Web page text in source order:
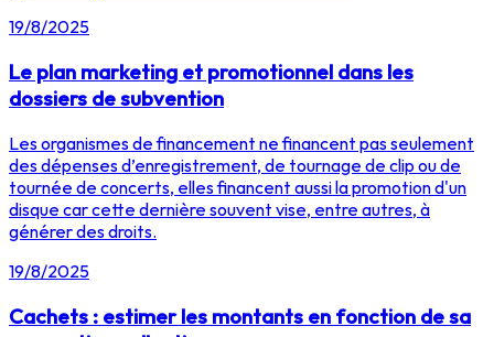
19/8/2025
Le plan marketing et promotionnel dans les
dossiers de subvention
Les organismes de financement ne financent pas seulement
des dépenses d’enregistrement, de tournage de clip ou de
tournée de concerts, elles financent aussi la promotion d'un
disque car cette dernière souvent vise, entre autres, à
générer des droits.
19/8/2025
Cachets : estimer les montants en fonction de sa